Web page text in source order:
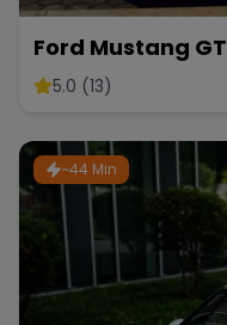
Ford Mustang GT
5.0 (13)
~44 Min